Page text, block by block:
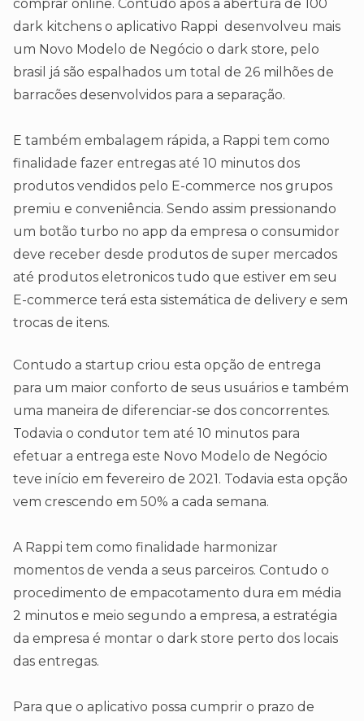
comprar online. Contudo após a abertura de 100
dark kitchens o aplicativo Rappi desenvolveu mais
um Novo Modelo de Negócio o dark store, pelo
brasil já são espalhados um total de 26 milhões de
barracões desenvolvidos para a separação.
E também embalagem rápida, a Rappi tem como
finalidade fazer entregas até 10 minutos dos
produtos vendidos pelo E-commerce nos grupos
premiu e conveniência. Sendo assim pressionando
um botão turbo no app da empresa o consumidor
deve receber desde produtos de super mercados
até produtos eletronicos tudo que estiver em seu
E-commerce terá esta sistemática de delivery e sem
trocas de itens.
Contudo a startup criou esta opção de entrega
para um maior conforto de seus usuários e também
uma maneira de diferenciar-se dos concorrentes.
Todavia o condutor tem até 10 minutos para
efetuar a entrega este Novo Modelo de Negócio
teve início em fevereiro de 2021. Todavia esta opção
vem crescendo em 50% a cada semana.
A Rappi tem como finalidade harmonizar
momentos de venda a seus parceiros. Contudo o
procedimento de empacotamento dura em média
2 minutos e meio segundo a empresa, a estratégia
da empresa é montar o dark store perto dos locais
das entregas.
Para que o aplicativo possa cumprir o prazo de